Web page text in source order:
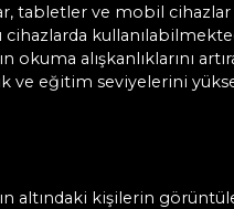
tabletler ve mobil
cihazlarda
okuma alışkanlıklarını
ve eğitim seviyelerini
altındaki kişilerin